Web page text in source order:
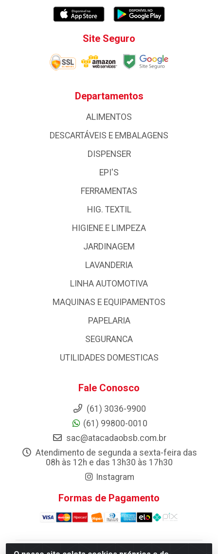
Site Seguro
Departamentos
ALIMENTOS
DESCARTÁVEIS E EMBALAGENS
DISPENSER
EPI'S
FERRAMENTAS
HIG. TEXTIL
HIGIENE E LIMPEZA
JARDINAGEM
LAVANDERIA
LINHA AUTOMOTIVA
MAQUINAS E EQUIPAMENTOS
PAPELARIA
SEGURANCA
UTILIDADES DOMESTICAS
Fale Conosco
(61) 3036-9900
(61) 99800-0010
sac@atacadaobsb.com.br
Atendimento de segunda a sexta-feira das
08h às 12h e das 13h30 às 17h30
Instagram
Formas de Pagamento